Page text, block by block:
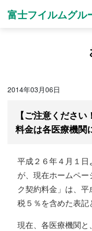
富士フイルムグル
2014年03月06日
【ご注意くださ
料金は各医療機関
平成２６年４月１
が、現在ホームペ
ク契約料金」は、
税５％を含めた表記
現在、各医療機関